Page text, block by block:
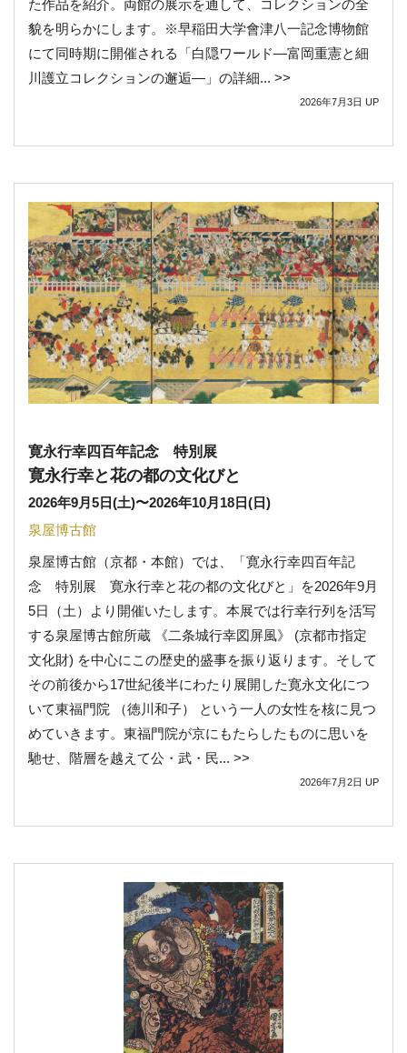
た作品を紹介。両館の展示を通して、コレクションの全
貌を明らかにします。※早稲田大学會津八一記念博物館
にて同時期に開催される「白隠ワールド―富岡重憲と細
川護立コレクションの邂逅―」の詳細... >>
2026年7月3日 UP
寛永行幸四百年記念 特別展
寛永行幸と花の都の文化びと
2026年9月5日(土)〜2026年10月18日(日)
泉屋博古館
泉屋博古館（京都・本館）では、「寛永行幸四百年記
念 特別展 寛永行幸と花の都の文化びと」を2026年9月
5日（土）より開催いたします。本展では行幸行列を活写
する泉屋博古館所蔵 《二条城行幸図屏風》 (京都市指定
文化財) を中心にこの歴史的盛事を振り返ります。そして
その前後から17世紀後半にわたり展開した寛永文化につ
いて東福門院 （徳川和子） という一人の女性を核に見つ
めていきます。東福門院が京にもたらしたものに思いを
馳せ、階層を越えて公・武・民... >>
2026年7月2日 UP